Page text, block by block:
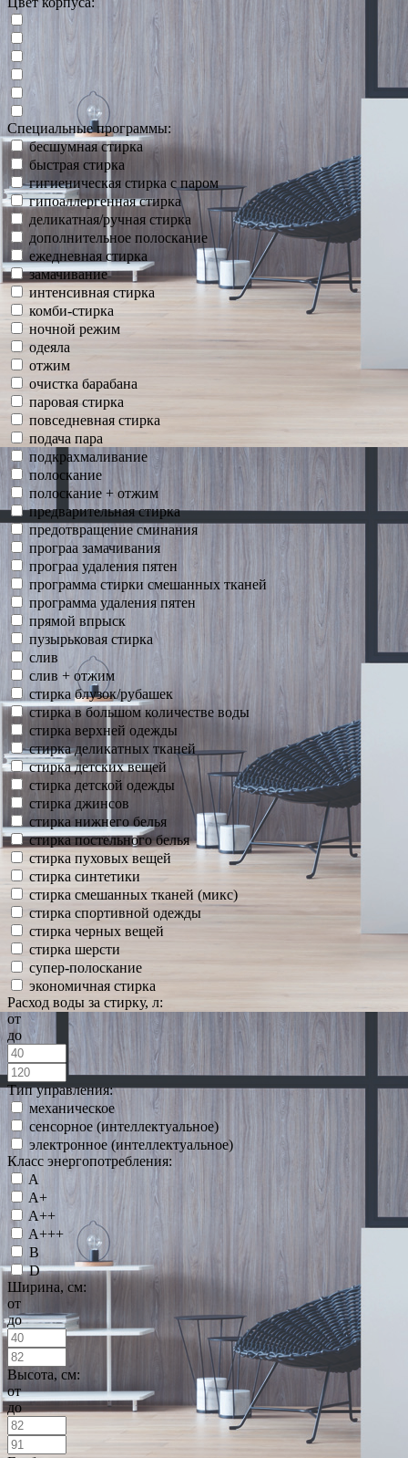
Специальные программы:
бесшумная стирка
быстрая стирка
гигиеническая стирка с паром
гипоаллергенная стирка
деликатная/ручная стирка
дополнительное полоскание
ежедневная стирка
замачивание
интенсивная стирка
комби-стирка
ночной режим
одеяла
отжим
очистка барабана
паровая стирка
повседневная стирка
подача пара
подкрахмаливание
полоскание
полоскание + отжим
предварительная стирка
предотвращение сминания
програа замачивания
програа удаления пятен
программа стирки смешанных тканей
программа удаления пятен
прямой впрыск
пузырьковая стирка
слив
слив + отжим
стирка блузок/рубашек
стирка в большом количестве воды
стирка верхней одежды
стирка деликатных тканей
стирка детских вещей
стирка детской одежды
стирка джинсов
стирка нижнего белья
стирка постельного белья
стирка пуховых вещей
стирка синтетики
стирка смешанных тканей (микс)
стирка спортивной одежды
стирка черных вещей
стирка шерсти
супер-полоскание
экономичная стирка
Расход воды за стирку, л:
от
до
Тип управления:
механическое
сенсорное (интеллектуальное)
электронное (интеллектуальное)
Класс энергопотребления:
A
A+
A++
A+++
B
D
Ширина, см:
от
до
Высота, см:
от
до